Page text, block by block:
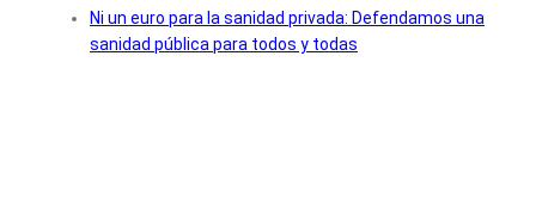
Ni un euro para la sanidad privada: Defendamos una
sanidad pública para todos y todas